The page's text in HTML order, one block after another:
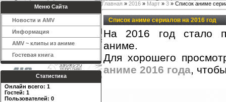
Меню Сайта
Новости и AMV
Информация
AMV ~ клипы из аниме
Гостевая книга
Статистика
Онлайн всего: 1
Гостей: 1
Пользователей: 0
Главная » 2016 » Март » 3 » Список аниме
Список аниме сериалов на 2016 год
На 2016 год стало
аниме.
Для хорошего
аниме 2016 года,